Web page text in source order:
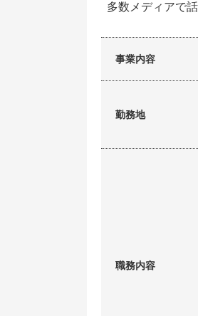
多数メディアで
事業内容
勤務地
職務内容